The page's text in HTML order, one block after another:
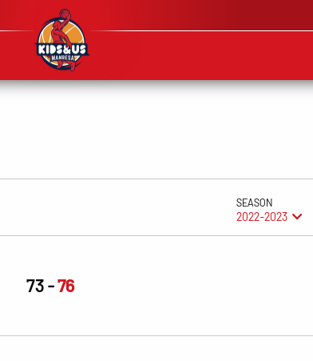
SEASON
2022-2023
73 76